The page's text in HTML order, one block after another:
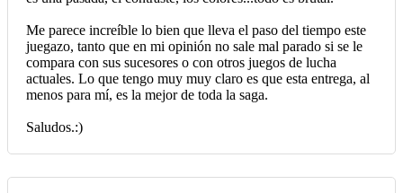
Me parece increíble lo bien que lleva el paso del tiempo este
juegazo, tanto que en mi opinión no sale mal parado si se le
compara con sus sucesores o con otros juegos de lucha
actuales. Lo que tengo muy muy claro es que esta entrega, al
menos para mí, es la mejor de toda la saga.
Saludos.:)